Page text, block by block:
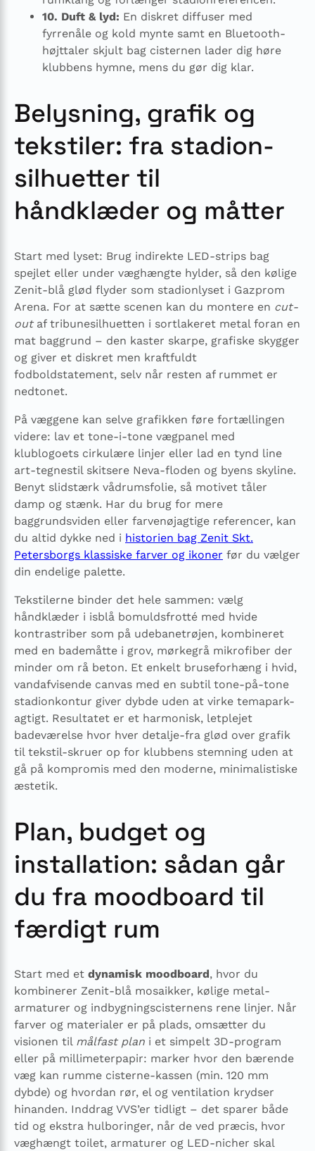
10. Duft & lyd: En diskret diffuser med
fyrrenåle og kold mynte samt en Bluetooth-
højttaler skjult bag cisternen lader dig høre
klubbens hymne, mens du gør dig klar.
Belysning, grafik og
tekstiler: fra stadion-
silhuetter til
håndklæder og måtter
Start med lyset: Brug indirekte LED-strips bag
spejlet eller under væghængte hylder, så den kølige
Zenit-blå glød flyder som stadion­lyset i Gazprom
Arena. For at sætte scenen kan du montere en cut-
outaf tribune­silhuetten i sortlakeret metal foran en
mat baggrund – den kaster skarpe, grafiske skygger
og giver et diskret men kraftfuldt
fodboldstatement, selv når resten af rummet er
nedtonet.
På væggene kan selve grafikken føre fortællingen
videre: lav et tone-i-tone vægpanel med
klublogoets cirkulære linjer eller lad en tynd line
art-tegnestil skitsere Neva-floden og byens skyline.
Benyt slidstærk vådrumsfolie, så motivet tåler
damp og stænk. Har du brug for mere
baggrundsviden eller farvenøjagtige referencer, kan
du altid dykke ned i historien bag Zenit Skt.
Petersborgs klassiske farver og ikoner før du vælger
din endelige palette.
Tekstilerne binder det hele sammen: vælg
håndklæder i isblå bomuldsfrotté med hvide
kontrastriber som på udebanetrøjen, kombineret
med en bademåtte i grov, mørkegrå mikrofiber der
minder om rå beton. Et enkelt bruseforhæng i hvid,
vandafvisende canvas med en subtil tone-på-tone
stadion­kontur giver dybde uden at virke temapark-
agtigt. Resultatet er et harmonisk, let­plejet
badeværelse hvor hver detalje-fra glød over grafik
til tekstil-skruer op for klubbens stemning uden at
gå på kompromis med den moderne, minimalistiske
æstetik.
Plan, budget og
installation: sådan går
du fra moodboard til
færdigt rum
Start med et dynamisk moodboard, hvor du
kombinerer Zenit-blå mosaikker, kølige metal­
armaturer og indbygnings­cister­nens rene linjer. Når
farver og materialer er på plads, omsætter du
visionen til målfast plan i et simpelt 3D-program
eller på millimeter­papir: marker hvor den bærende
væg kan rumme cisterne-kassen (min. 120 mm
dybde) og hvordan rør, el og ventilation krydser
hinanden. Inddrag VVS’er tidligt – det sparer både
tid og ekstra hulboringer, når de ved præcis, hvor
væghængt toilet, armaturer og LED-nicher skal